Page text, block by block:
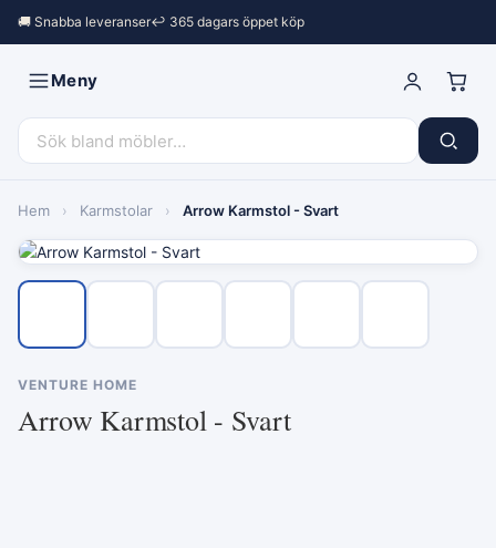
🚚 Snabba leveranser↩︎ 365 dagars öppet köp
Meny
Hem › Karmstolar › Arrow Karmstol - Svart
VENTURE HOME
Arrow Karmstol - Svart